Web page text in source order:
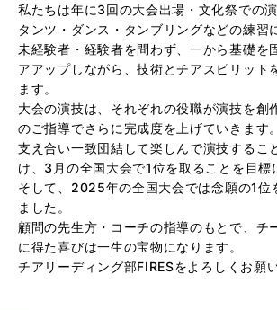
私たちは年に3回の大会出場・文化祭での
タンツ・ダンス・タンブリングなどの練習
未経験者・経験者を問わず、一から基礎を
アアップしながら、技術とチアスピリット
ます。
大会の演技は、それぞれの役職が演技を創
のご指導でさらに完成度を上げていきます
支え合い一致団結して楽しんで演技するこ
け、3月の全国大会で1位を取ることを目標
そして、2025年の全国大会では念願の1位
ました。
顧問の先生方・コーチの指導のもとで、チ
に得た喜びは一生の宝物になります。
チアリーディング部FIRESをよろしくお願